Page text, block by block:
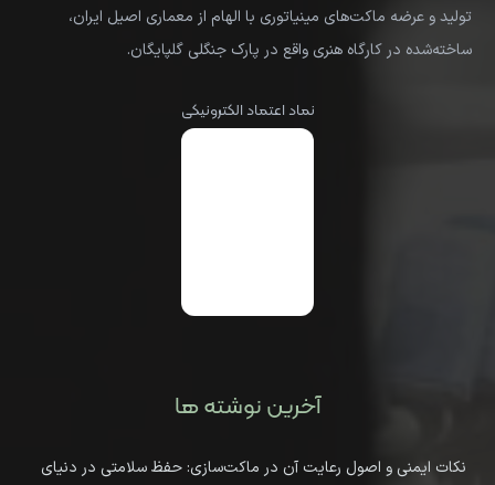
تولید و عرضه ماکت‌های مینیاتوری با الهام از معماری اصیل ایران،
ساخته‌شده در کارگاه هنری واقع در پارک جنگلی گلپایگان.
نماد اعتماد الکترونیکی
آخرین نوشته ها
نکات ایمنی و اصول رعایت آن در ماکت‌سازی: حفظ سلامتی در دنیای